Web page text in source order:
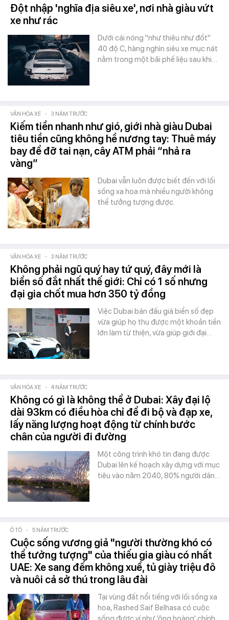
Đột nhập 'nghĩa địa siêu xe', nơi nhà giàu vứt
xe như rác
Dưới cái nóng "như thiêu như đốt"
40 độ C, hàng nghìn siêu xe mục nát
nằm trong một bãi phế liệu sau khi…
VĂN HÓA XE - 3 NĂM TRƯỚC
Kiếm tiền nhanh như gió, giới nhà giàu Dubai
tiêu tiền cũng không hề nương tay: Thuê máy
bay để đỡ tai nạn, cây ATM phải “nhả ra
vàng”
Dubai vẫn luôn được biết đến với lối
sống xa hoa mà nhiều người không
thể tưởng tượng được.
VĂN HÓA XE - 3 NĂM TRƯỚC
Không phải ngũ quý hay tứ quý, đây mới là
biển số đắt nhất thế giới: Chỉ có 1 số nhưng
đại gia chốt mua hơn 350 tỷ đồng
Việc Dubai bán đấu giá biển số đẹp
vừa giúp họ thu được một khoản tiền
lớn làm từ thiện, vừa giúp giới đại…
VĂN HÓA XE - 4 NĂM TRƯỚC
Không có gì là không thể ở Dubai: Xây đại lộ
dài 93km có điều hòa chỉ để đi bộ và đạp xe,
lấy năng lượng hoạt động từ chính bước
chân của người đi đường
Một công trình khó tin đang được
Dubai lên kế hoạch xây dựng với mục
tiêu vào năm 2040, 80% người dân…
Ô TÔ - 5 NĂM TRƯỚC
Cuộc sống vương giả "người thường khó có
thể tưởng tượng" của thiếu gia giàu có nhất
UAE: Xe sang đếm không xuể, tủ giày triệu đô
và nuôi cả sở thú trong lâu đài
Tại vùng đất nổi tiếng với lối sống xa
hoa, Rashed Saif Belhasa có cuộc